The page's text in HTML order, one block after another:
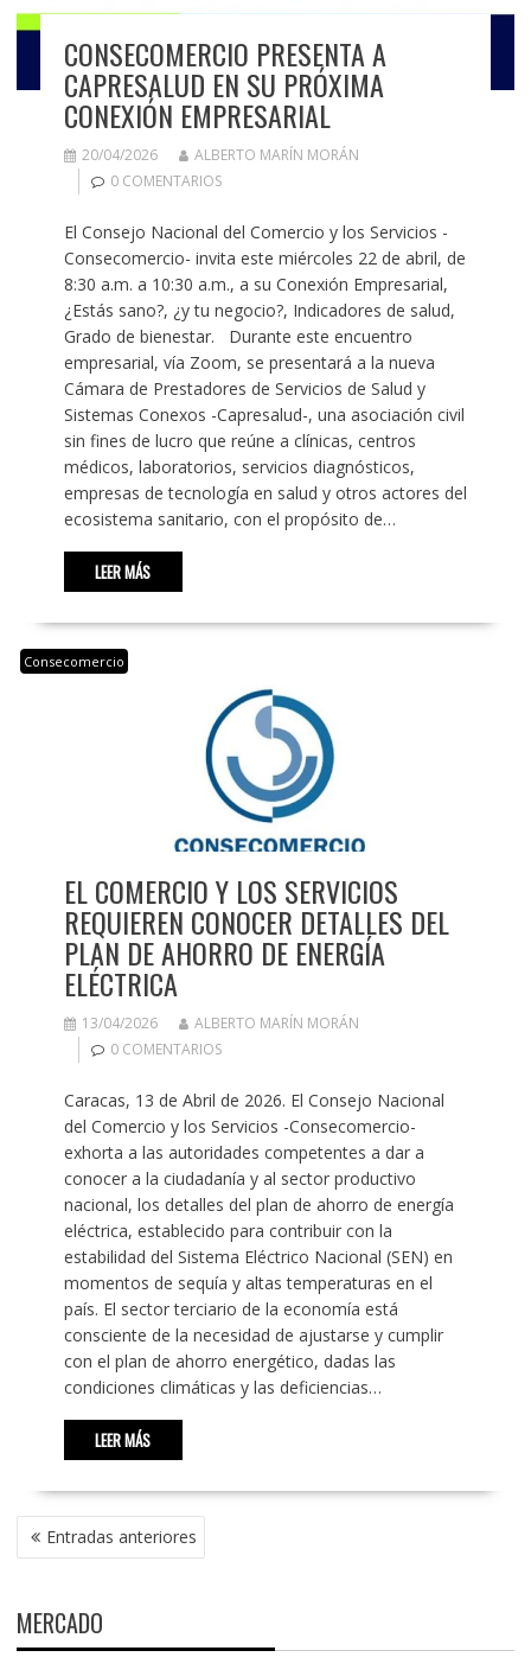
CONSECOMERCIO PRESENTA A
CAPRESALUD EN SU PRÓXIMA
CONEXIÓN EMPRESARIAL
20/04/2026
ALBERTO MARÍN MORÁN
0 COMENTARIOS
El Consejo Nacional del Comercio y los Servicios -
Consecomercio- invita este miércoles 22 de abril, de
8:30 a.m. a 10:30 a.m., a su Conexión Empresarial,
¿Estás sano?, ¿y tu negocio?, Indicadores de salud,
Grado de bienestar. Durante este encuentro
empresarial, vía Zoom, se presentará a la nueva
Cámara de Prestadores de Servicios de Salud y
Sistemas Conexos -Capresalud-, una asociación civil
sin fines de lucro que reúne a clínicas, centros
médicos, laboratorios, servicios diagnósticos,
empresas de tecnología en salud y otros actores del
ecosistema sanitario, con el propósito de…
LEER MÁS
Consecomercio
EL COMERCIO Y LOS SERVICIOS
REQUIEREN CONOCER DETALLES DEL
PLAN DE AHORRO DE ENERGÍA
ELÉCTRICA
13/04/2026
ALBERTO MARÍN MORÁN
0 COMENTARIOS
Caracas, 13 de Abril de 2026. El Consejo Nacional
del Comercio y los Servicios -Consecomercio-
exhorta a las autoridades competentes a dar a
conocer a la ciudadanía y al sector productivo
nacional, los detalles del plan de ahorro de energía
eléctrica, establecido para contribuir con la
estabilidad del Sistema Eléctrico Nacional (SEN) en
momentos de sequía y altas temperaturas en el
país. El sector terciario de la economía está
consciente de la necesidad de ajustarse y cumplir
con el plan de ahorro energético, dadas las
condiciones climáticas y las deficiencias…
LEER MÁS
NAVEGACIÓN
DE Entradas anteriores
MERCADO